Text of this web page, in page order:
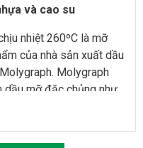
và cao su
nhiệt 260ºC là mỡ
của nhà sản xuất dầu
Molygraph
dầu mỡ đặc chủng như
thực phẩm, dầu mỡ